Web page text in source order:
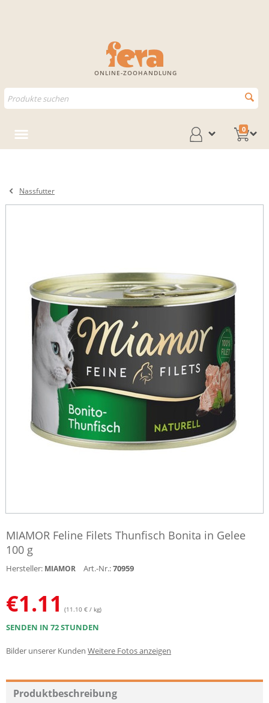
ONLINE-ZOOHANDLUNG
0
Nassfutter
MIAMOR Feline Filets Thunfisch Bonita in Gelee
100 g
Hersteller: MIAMOR Art.-Nr.:70959
€1.11 (11.10 € / kg)
SENDEN IN 72 STUNDEN
Bilder unserer Kunden Weitere Fotos anzeigen
Produktbeschreibung